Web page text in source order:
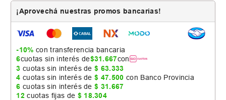
¡Aprovechá nuestras promos bancarias!
-10% con transferencia bancaria
6cuotas sin interés de$31.667con
3 cuotas sin interés de$ 63.333
4 cuotas sin interés de$ 47.500 con Banco Provincia
6 cuotas sin interés de$ 31.667
12 cuotas fijas de $ 18.304